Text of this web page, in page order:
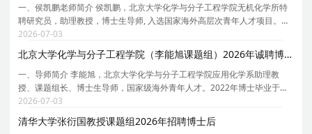
一、侯凯鹏老师简介 侯凯鹏，北京大学化学与分子工程学院无机化学所特
聘研究员，助理教授，博士生导师, 入选国家海外高层次青年人才项目。本
科及硕士阶段就读于苏州大学新加坡国立大学联合培养项目，指导老师是
郎建平教授、鲍晓光教授与 Wai Yip Fan 教授。2
2026-07-03
北京大学化学与分子工程学院（李能旭课题组）2026年诚聘博士后
一、导师简介 李能旭，北京大学化学与分子工程学院应用化学系助理教
授、课题组长、博士生导师，国家级海外青年人才。2022年博士毕业于北
京大学材料科学与工程学院，师从周欢萍教授。2022-2024年在美国北卡
罗来纳教堂山分校黄劲松课题组任职博士后，2024-2026
2026-07-03
清华大学张衍国教授课题组2026年招聘博士后